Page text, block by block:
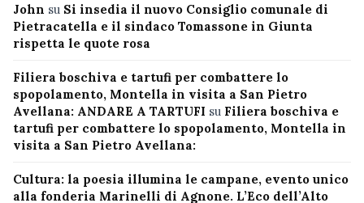
John su Si insedia il nuovo Consiglio comunale di
Pietracatella e il sindaco Tomassone in Giunta
rispetta le quote rosa
Filiera boschiva e tartufi per combattere lo
spopolamento, Montella in visita a San Pietro
Avellana: ANDARE A TARTUFI su Filiera boschiva e
tartufi per combattere lo spopolamento, Montella in
visita a San Pietro Avellana:
Cultura: la poesia illumina le campane, evento unico
alla fonderia Marinelli di Agnone. L’Eco dell’Alto